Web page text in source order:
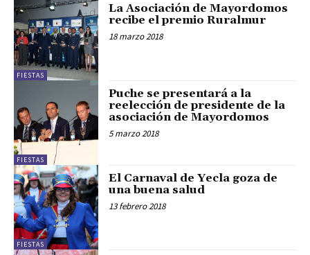
FIESTAS
La Asociación de Mayordomos
recibe el premio Ruralmur
18 marzo 2018
FIESTAS
Puche se presentará a la
reelección de presidente de la
asociación de Mayordomos
5 marzo 2018
FIESTAS
El Carnaval de Yecla goza de
una buena salud
13 febrero 2018